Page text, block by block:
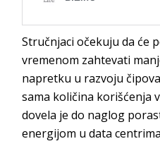
Stručnjaci očekuju da će
vremenom zahtevati
napretku u razvoju
sama količina korišćenja
dovela je do naglog
energijom u data